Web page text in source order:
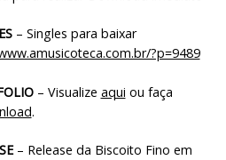
– Singles para baixar
?p=9489
– Visualize aqui ou faça
.
– Release da Biscoito Fino em